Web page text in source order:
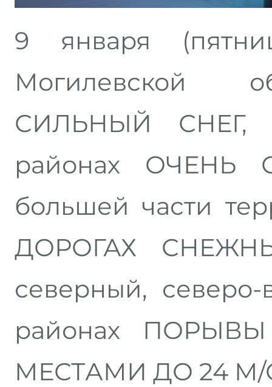
9 января
Могилевской
СИЛЬНЫЙ СНЕГ,
районах ОЧЕНЬ
большей части
ДОРОГАХ
северный,
районах
МЕСТАМИ ДО 24